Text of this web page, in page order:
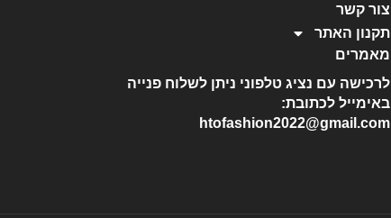
צור קשר
תקנון האתר
מאמרים
לרכישה עם נציג טלפוני ניתן לשלוח פנייה
באימייל לכתובת:
htofashion2022@gmail.com